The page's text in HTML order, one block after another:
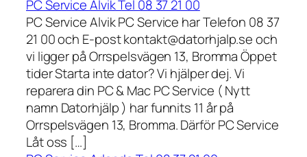
PC Service Alvik Tel 08 37 21 00
PC Service Alvik PC Service har Telefon 08 37
21 00 och E-post kontakt@datorhjalp.se och
vi ligger på Orrspelsvägen 13, Bromma Öppet
tider Starta inte dator? Vi hjälper dej. Vi
reparera din PC & Mac PC Service ( Nytt
namn Datorhjälp ) har funnits 11 år på
Orrspelsvägen 13, Bromma. Därför PC Service
Låt oss […]